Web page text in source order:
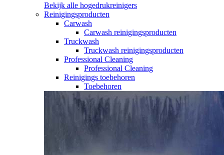
Bekijk alle hogedrukreinigers
Reinigingsproducten
Carwash
Carwash reinigingsproducten
Truckwash
Truckwash reinigingsproducten
Professional Cleaning
Professional Cleaning
Reinigings toebehoren
Toebehoren